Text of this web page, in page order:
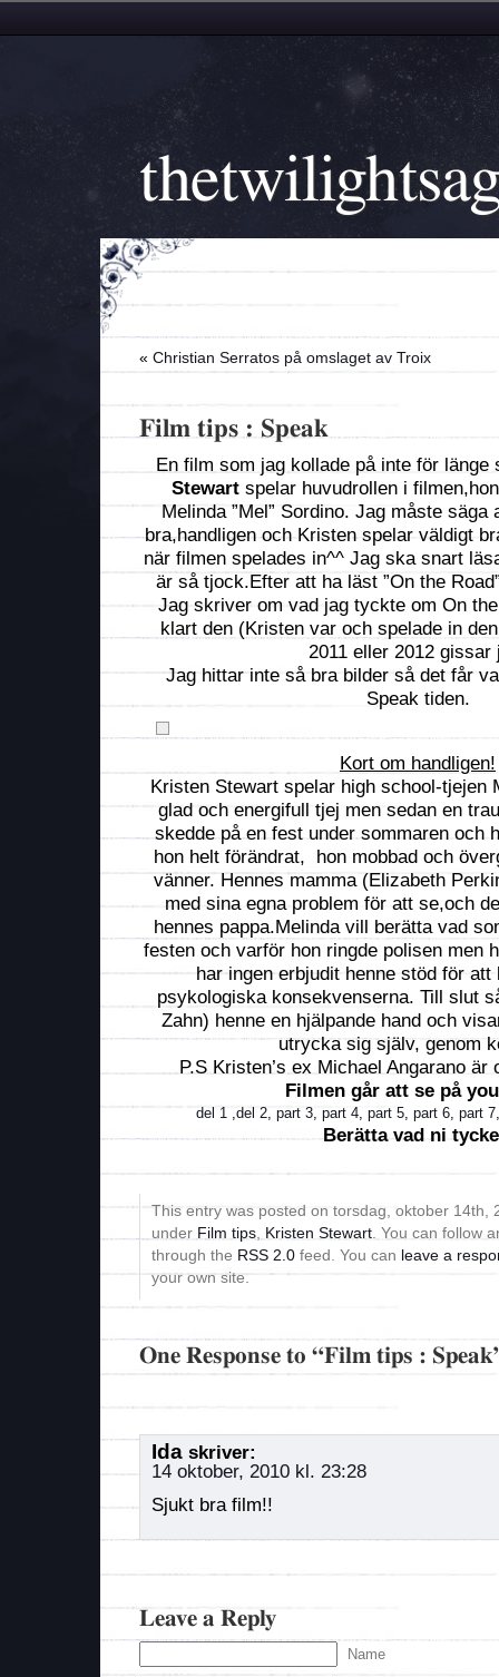
« Christian Serratos på omslaget av Troix
Film tips : Speak
En film som jag kollade på inte för länge
Stewartspelar huvudrollen i
Melinda ”Mel” Sordino. Jag måste
bra,handligen och Kristen spelar väldigt
när filmen spelades in^^ Jag ska snart
är så tjock.Efter att ha läst ”On the
Jag skriver om vad jag tyckte om On
klart den (Kristen var och spelade in
2011 eller 2012 gissar
Jag hittar inte så bra bilder så det får
Speak tiden.
Kort om handligen!
Kristen Stewart spelar high school-tjejen
glad och energifull tjej men sedan en
skedde på en fest under sommaren och
hon helt förändrat, hon mobbad och
vänner. Hennes mamma (Elizabeth
med sina egna problem för att se,och
hennes pappa.Melinda vill berätta vad
festen och varför hon ringde polisen men
har ingen erbjudit henne stöd för att
psykologiska konsekvenserna. Till slut
Zahn) henne en hjälpande hand och
utrycka sig själv, genom
P.S Kristen’s ex Michael Angarano
Filmen går att se på
del 1,del 2, part 3, part 4, part 5, part 6, part 7
Berätta vad ni
This entry was posted on torsdag, oktober 14th,
under Film tips Kristen Stewart . You can follow
through the RSS 2.0 feed. You can leave a
your own site.
One Response to “Film tips :
Ida skriver:
14 oktober, 2010 kl. 23:28
Sjukt bra film!!
Leave a Reply
Name